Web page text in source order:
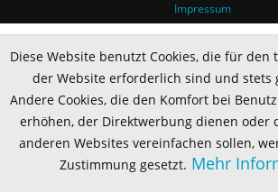
Impressum
Diese Website benutzt Cookies, die für den
der Website erforderlich sind und stets
Andere Cookies, die den Komfort bei
erhöhen, der Direktwerbung dienen oder
anderen Websites vereinfachen sollen,
Zustimmung gesetzt. Mehr